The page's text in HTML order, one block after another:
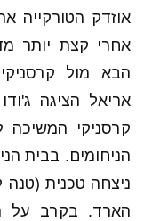
אוזדק הטורקייה
אחרי קצת יותר
הבא מול
אריאל הציגה
קרסניקי
הניחומים. בבית
ניצחה טכנית
הארד. בקרב על